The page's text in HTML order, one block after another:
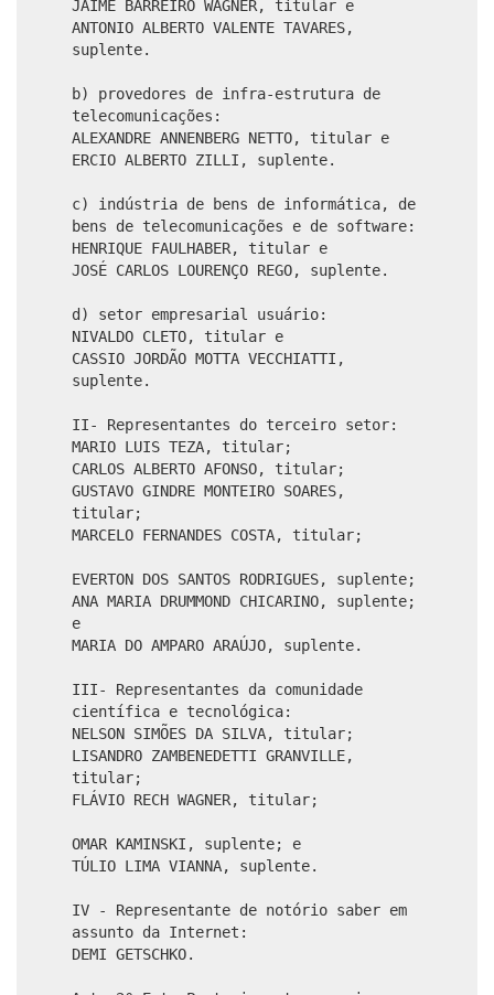
JAIME BARREIRO WAGNER, titular e
ANTONIO ALBERTO VALENTE TAVARES,
suplente.
b) provedores de infra-estrutura de
telecomunicações:
ALEXANDRE ANNENBERG NETTO, titular e
ERCIO ALBERTO ZILLI, suplente.
c) indústria de bens de informática, de
bens de telecomunicações e de software:
HENRIQUE FAULHABER, titular e
JOSÉ CARLOS LOURENÇO REGO, suplente.
d) setor empresarial usuário:
NIVALDO CLETO, titular e
CASSIO JORDÃO MOTTA VECCHIATTI,
suplente.
II- Representantes do terceiro setor:
MARIO LUIS TEZA, titular;
CARLOS ALBERTO AFONSO, titular;
GUSTAVO GINDRE MONTEIRO SOARES,
titular;
MARCELO FERNANDES COSTA, titular;
EVERTON DOS SANTOS RODRIGUES, suplente;
ANA MARIA DRUMMOND CHICARINO, suplente;
e
MARIA DO AMPARO ARAÚJO, suplente.
III- Representantes da comunidade
científica e tecnológica:
NELSON SIMÕES DA SILVA, titular;
LISANDRO ZAMBENEDETTI GRANVILLE,
titular;
FLÁVIO RECH WAGNER, titular;
OMAR KAMINSKI, suplente; e
TÚLIO LIMA VIANNA, suplente.
IV - Representante de notório saber em
assunto da Internet:
DEMI GETSCHKO.